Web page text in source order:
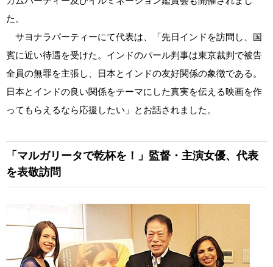
た。
サヨナラパーティーにて代表は、「先日インドを訪問し、国
賓に近い待遇を受けた。インドのパール判事は東京裁判で被告
全員の無罪を主張し、日本とインドの友好関係の象徴である。
日本とインドの良い関係をテーマにした真実を伝える映画を作
ってもらえるなら応援したい」とお話されました。
「マルガリータで乾杯を！」監督・主演女優、代表
を表敬訪問